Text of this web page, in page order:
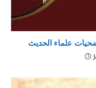
علماء الحديث